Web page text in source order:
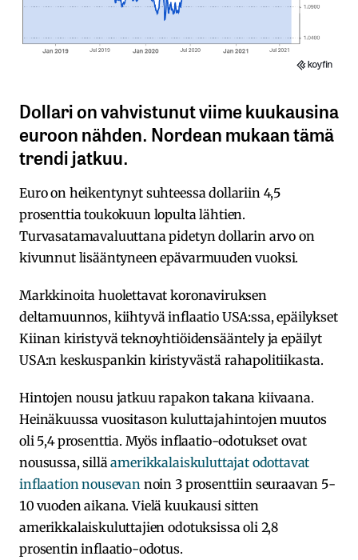
Dollari on vahvistunut viime kuukausina
euroon nähden. Nordean mukaan tämä
trendi jatkuu.
Euro on heikentynyt suhteessa dollariin 4,5
prosenttia toukokuun lopulta lähtien.
Turvasatamavaluuttana pidetyn dollarin arvo on
kivunnut lisääntyneen epävarmuuden vuoksi.
Markkinoita huolettavat koronaviruksen
deltamuunnos, kiihtyvä inflaatio USA:ssa, epäilykset
Kiinan kiristyvä teknoyhtiöidensääntely ja epäilyt
USA:n keskuspankin kiristyvästä rahapolitiikasta.
Hintojen nousu jatkuu rapakon takana kiivaana.
Heinäkuussa vuositason kuluttajahintojen muutos
oli 5,4 prosenttia. Myös inflaatio-odotukset ovat
nousussa, silläamerikkalaiskuluttajat odottavat
inflaation nousevannoin 3 prosenttiin seuraavan 5-
10 vuoden aikana. Vielä kuukausi sitten
amerikkalaiskuluttajien odotuksissa oli 2,8
prosentin inflaatio-odotus.